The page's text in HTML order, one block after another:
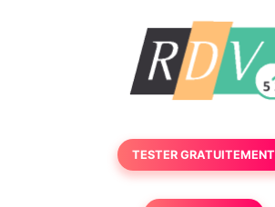
TESTER GRATUITEMENT